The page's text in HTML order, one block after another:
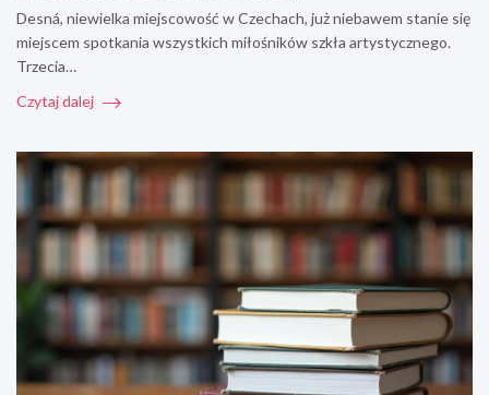
Desná, niewielka miejscowość w Czechach, już niebawem stanie się
miejscem spotkania wszystkich miłośników szkła artystycznego.
Trzecia…
Czytaj dalej